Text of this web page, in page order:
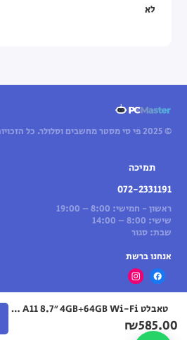
טאבלט Samsung Galaxy Tab A11 8.7″ 4GB+64GB Wi-Fi — כסוף
₪585.00
לא
© 2025 פי סי מסטר מחשבים וסלולר. כל הזכויות שמורות.
תמיכה
072-2331191
ראשון - חמישי: 8:00 – 19:00
שישי: 8:00 – 14:00
שבת: סגור
אנחנו ברשת